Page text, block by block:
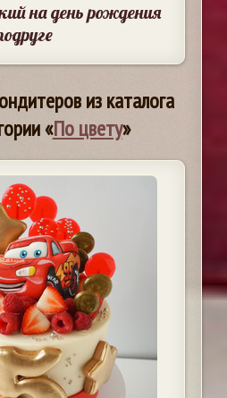
на день рождения
из каталога
«По цвету»